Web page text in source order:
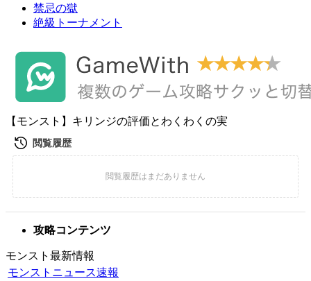
禁忌の獄
絶級トーナメント
【モンスト】キリンジの評価とわくわくの実
攻略コンテンツ
モンスト最新情報
モンストニュース速報